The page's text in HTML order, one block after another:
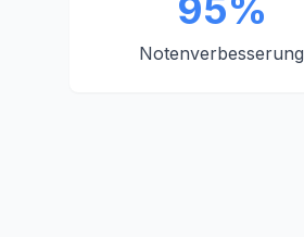
95%
Notenverbesserung